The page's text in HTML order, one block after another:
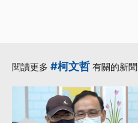
閱讀更多 #柯文哲 有關的新聞